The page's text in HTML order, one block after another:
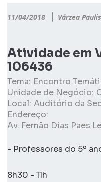
11/04/2018 Várzea
Atividade em
106436
Tema: Encontro
Unidade de Negócio:
Local: Auditório da
Endereço:
Av. Fernão Dias Paes
- Professores do 5º
8h30 - 11h